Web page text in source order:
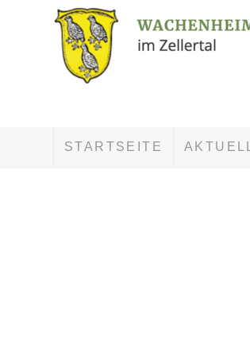
STARTSEITE AKTUELL